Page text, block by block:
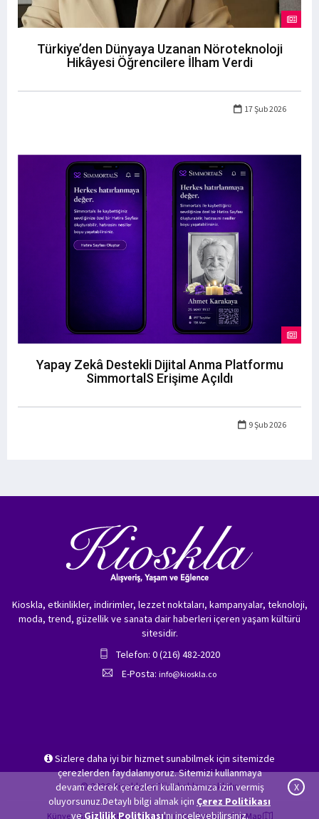
Türkiye’den Dünyaya Uzanan Nöroteknoloji
Hikâyesi Öğrencilere İlham Verdi
17 Şub 2026
Yapay Zekâ Destekli Dijital Anma Platformu
SimmortalS Erişime Açıldı
9 Şub 2026
Sizlere daha iyi bir hizmet sunabilmek için sitemizde
çerezlerden faydalanıyoruz. Sitemizi kullanmaya
devam ederek çerezleri kullanmamıza izin vermiş
oluyorsunuz.Detaylı bilgi almak için Çerez Politikası
veGizlilik Politikası'nı inceleyebilirsiniz.
X
Kioskla, etkinlikler, indirimler, lezzet noktaları, kampanyalar, teknoloji,
moda, trend, güzellik ve sanata dair haberleri içeren yaşam kültürü
sitesidir.
Telefon: 0 (216) 482-2020
E-Posta: info@kioskla.co
© 2026 Kioskla.co Tüm hakları saklıdır.
Künye Gizlilik Politikası Hakkımızda İletişim Site Map